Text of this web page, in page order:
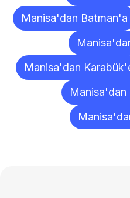
Manisa'dan Batman'a
Manisa'dan
Manisa'dan